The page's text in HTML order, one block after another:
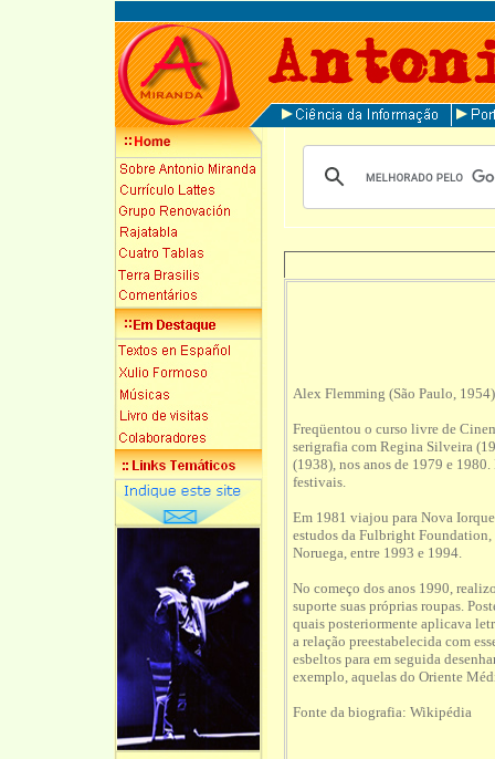
Alex Flemming (São Paulo,
Freqüentou o curso livre de
serigrafia com Regina Silveira
(1938), nos anos de 1979 e
festivais.
Em 1981 viajou para Nova
estudos da Fulbright Foundation,
Noruega, entre 1993 e 1994.
No começo dos anos 1990,
suporte suas próprias roupas.
quais posteriormente aplicava
a relação preestabelecida com
esbeltos para em seguida
exemplo, aquelas do Oriente
Fonte da biografia: Wikipédia